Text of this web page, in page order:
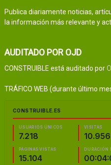
Publica diariamente noticias,
la información más relevante y
AUDITADO POR OJD
CONSTRUIBLE está auditado por
TRÁFICO WEB (durante último